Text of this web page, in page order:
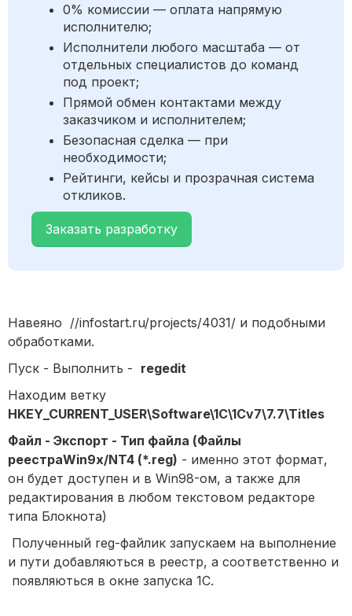
0% комиссии — оплата напрямую
исполнителю;
Исполнители любого масштаба — от
отдельных специалистов до команд
под проект;
Прямой обмен контактами между
заказчиком и исполнителем;
Безопасная сделка — при
необходимости;
Рейтинги, кейсы и прозрачная система
откликов.
Заказать разработку
Навеяно //infostart.ru/projects/4031/ и подобными
обработками.
Пуск - Выполнить - regedit
Находим ветку
HKEY_CURRENT_USER\Software\1C\1Cv7\7.7\Titles
Файл - Экспорт - Тип файла (Файлы
реестраWin9x/NT4 (*.reg) - именно этот формат,
он будет доступен и в Win98-ом, а также для
редактирования в любом текстовом редакторе
типа Блокнота)
Полученный reg-файлик запускаем на выполнение
и пути добавляються в реестр, а соответственно и
появляються в окне запуска 1С.